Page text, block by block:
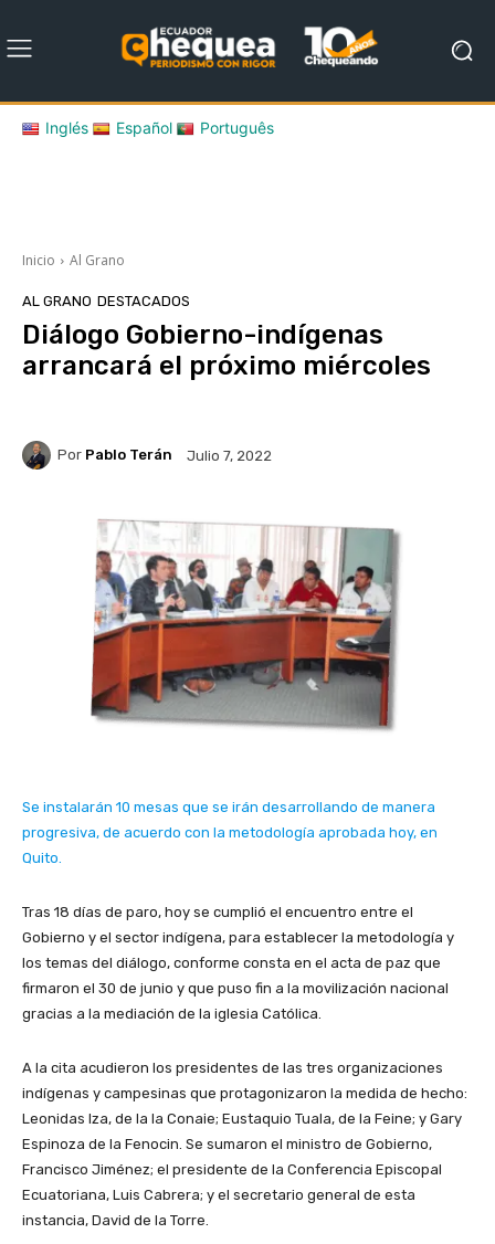
Inglés Español Português
Inicio Al Grano
AL GRANO DESTACADOS
Diálogo Gobierno-indígenas
arrancará el próximo miércoles
Por Pablo Terán Julio 7, 2022
Se instalarán 10 mesas que se irán desarrollando de manera
progresiva, de acuerdo con la metodología aprobada hoy, en
Quito.
Tras 18 días de paro, hoy se cumplió el encuentro entre el
Gobierno y el sector indígena, para establecer la metodología y
los temas del diálogo, conforme consta en el acta de paz que
firmaron el 30 de junio y que puso fin a la movilización nacional
gracias a la mediación de la iglesia Católica.
A la cita acudieron los presidentes de las tres organizaciones
indígenas y campesinas que protagonizaron la medida de hecho:
Leonidas Iza, de la la Conaie; Eustaquio Tuala, de la Feine; y Gary
Espinoza de la Fenocin. Se sumaron el ministro de Gobierno,
Francisco Jiménez; el presidente de la Conferencia Episcopal
Ecuatoriana, Luis Cabrera; y el secretario general de esta
instancia, David de la Torre.